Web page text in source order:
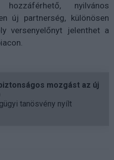
nyilvános
új partnerség, különösen
versenyelőnyt jelenthet a
mozgást az új
tanösvény nyílt